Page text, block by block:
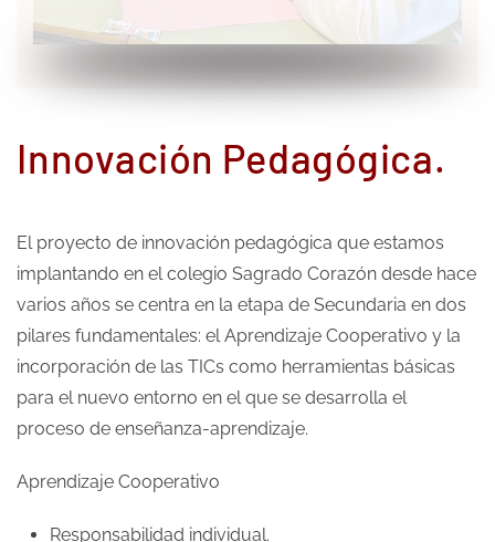
Innovación Pedagógica.
El proyecto de innovación pedagógica que estamos
implantando en el colegio Sagrado Corazón desde hace
varios años se centra en la etapa de Secundaria en dos
pilares fundamentales: el Aprendizaje Cooperativo y la
incorporación de las TICs como herramientas básicas
para el nuevo entorno en el que se desarrolla el
proceso de enseñanza-aprendizaje.
Aprendizaje Cooperativo
Responsabilidad individual.